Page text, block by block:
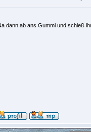
dann ab ans Gummi und schieß